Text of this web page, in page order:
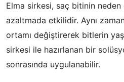
Elma sirkesi, saç bitinin neden
azaltmada etkilidir. Aynı
ortamı değiştirerek bitlerin
sirkesi ile hazırlanan bir
sonrasında uygulanabilir.